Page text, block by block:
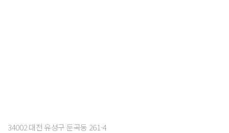
34002 대전 유성구 둔곡동 261-4